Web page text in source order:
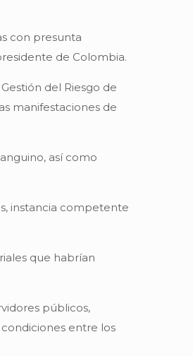
con presunta
de Colombia.
del Riesgo de
manifestaciones de
así como
instancia competente
que habrían
públicos,
entre los